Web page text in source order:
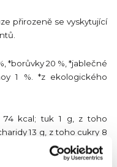
přirozeně se vyskytující
*borůvky 20 %, *jablečné
1 %. *z ekologického
kcal; tuk 1 g, z toho
13 g, z toho cukry 8
g. Bez přídavku cukrů.